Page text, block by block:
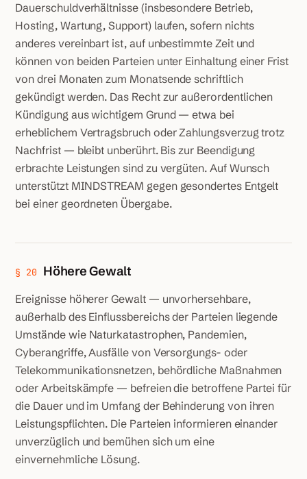
Dauerschuldverhältnisse (insbesondere Betrieb,
Hosting, Wartung, Support) laufen, sofern nichts
anderes vereinbart ist, auf unbestimmte Zeit und
können von beiden Parteien unter Einhaltung einer Frist
von drei Monaten zum Monatsende schriftlich
gekündigt werden. Das Recht zur außerordentlichen
Kündigung aus wichtigem Grund — etwa bei
erheblichem Vertragsbruch oder Zahlungsverzug trotz
Nachfrist — bleibt unberührt. Bis zur Beendigung
erbrachte Leistungen sind zu vergüten. Auf Wunsch
unterstützt MINDSTREAM gegen gesondertes Entgelt
bei einer geordneten Übergabe.
§ 20 Höhere Gewalt
Ereignisse höherer Gewalt — unvorhersehbare,
außerhalb des Einflussbereichs der Parteien liegende
Umstände wie Naturkatastrophen, Pandemien,
Cyberangriffe, Ausfälle von Versorgungs- oder
Telekommunikations­netzen, behördliche Maßnahmen
oder Arbeitskämpfe — befreien die betroffene Partei für
die Dauer und im Umfang der Behinderung von ihren
Leistungspflichten. Die Parteien informieren einander
unverzüglich und bemühen sich um eine
einvernehmliche Lösung.